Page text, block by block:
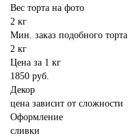
Вес торта на фото
2 кг
Мин. заказ подобного торта
2 кг
Цена за 1 кг
1850 руб.
Декор
цена зависит от сложности
Оформление
сливки